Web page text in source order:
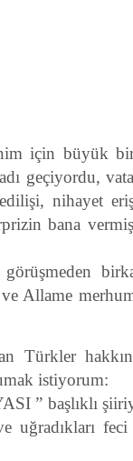
için büyük
geçiyordu,
nihayet
bana
Allame
Türkler
istiyorum:
” başlıklı
uğradıkları